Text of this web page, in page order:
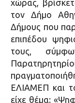
χώρας,
τον Δήμο
Δήμους που
επιπέδου
τους,
ΕΛΙΑΜΕΠ και
είχε θέμα: